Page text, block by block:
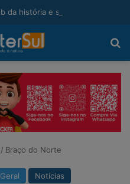
/ Braço do Norte
Geral Notícias